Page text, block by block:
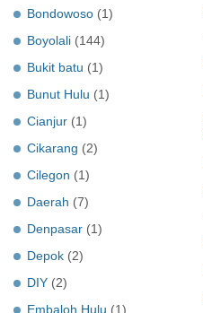
Bondowoso (1)
Boyolali (144)
Bukit batu (1)
Bunut Hulu (1)
Cianjur (1)
Cikarang (2)
Cilegon (1)
Daerah (7)
Denpasar (1)
Depok (2)
DIY (2)
Embaloh Hulu (1)